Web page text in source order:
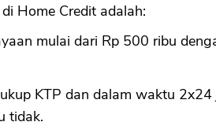
Home Credit adalah:
mulai dari Rp 500 ribu
KTP dan dalam waktu
tidak.